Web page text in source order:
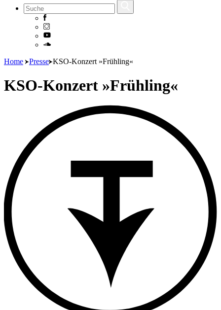
Skip
content
Home Presse KSO-Konzert »Frühling«
KSO-Konzert »Frühling«